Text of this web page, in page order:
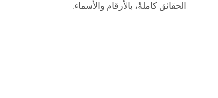
الحقائق كاملةً، بالأرقام والأسماء.